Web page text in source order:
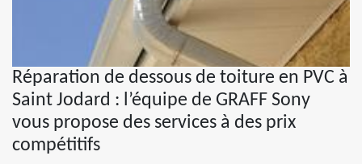
Réparation de dessous de toiture en PVC à
Saint Jodard : l’équipe de GRAFF Sony
vous propose des services à des prix
compétitifs